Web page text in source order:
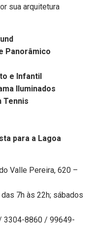
sua arquitetura
Panorâmico
e Infantil
Iluminados
Tennis
para a Lagoa
Valle Pereira, 620 –
7h às 22h; sábados
3304-8860 / 99649-